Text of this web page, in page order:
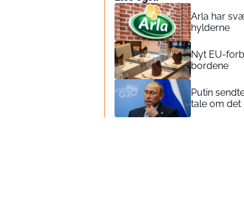
Arla har
hylderne
Nyt EU-
bordene
Putin
tale om det